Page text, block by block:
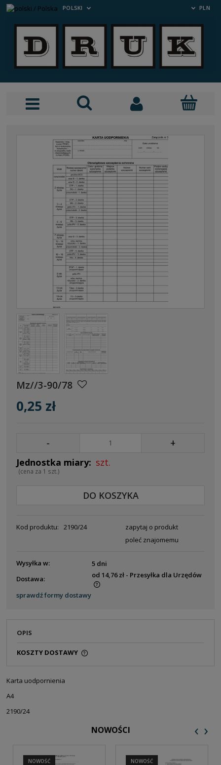
POLSKI PLN
Mz//3-90/78
0,25 zł
- +
szt.
(cena za 1 szt.)
DO KOSZYKA
Kod produktu: 2190/24
zapytaj o produkt
poleć znajomemu
Wysyłka w:
5 dni
Dostawa:
od 14,76 zł - Przesyłka dla Urzędów
Cena nie zawiera ewentualnych kosztów płatności
sprawdź formy dostawy
OPIS
KOSZTY DOSTAWY
Karta uodpornienia
A4
2190/24
NOWOŚCI
NOWOŚĆ NOWOŚĆ
‹ ›